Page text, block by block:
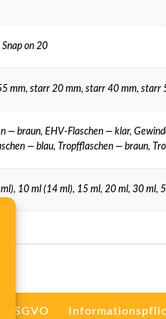
Snap on 20
mm, starr 20 mm, starr 40 mm, starr
— braun, EHV-Flaschen — klar,
— blau, Tropfflaschen — braun,
, 10 ml (14 ml), 15 ml, 20 ml, 30 ml,
DSGVO